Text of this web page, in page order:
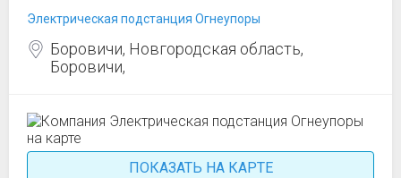
Электрическая подстанция Огнеупоры
Боровичи, Новгородская область,
Боровичи,
ПОКАЗАТЬ НА КАРТЕ